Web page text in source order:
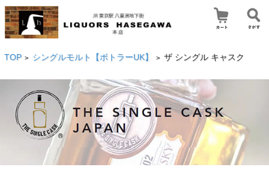
TOP > シングルモルト【ボトラーUK】 > ザ シングル キャスク